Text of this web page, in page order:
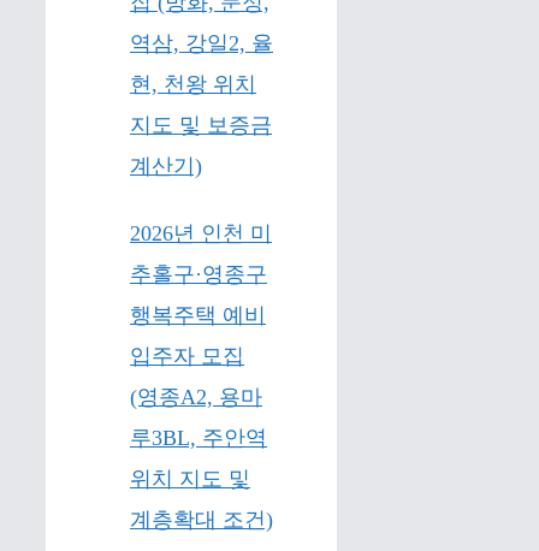
역삼, 강일2, 율
현, 천왕 위치
지도 및 보증금
계산기)
2026년 인천 미
추홀구·영종구
행복주택 예비
입주자 모집
(영종A2, 용마
루3BL, 주안역
위치 지도 및
계층확대 조건)